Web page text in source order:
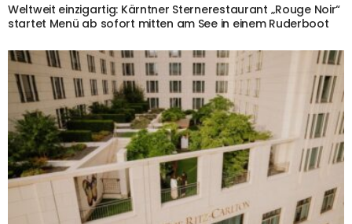
Weltweit einzigartig: Kärntner Sternerestaurant „Rouge Noir“
startet Menü ab sofort mitten am See in einem Ruderboot